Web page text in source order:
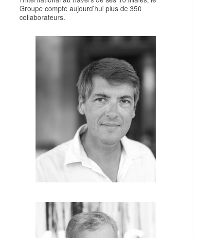
Groupe compte aujourd’hui plus de 350
collaborateurs.